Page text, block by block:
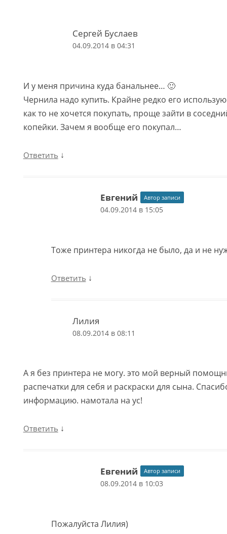
Сергей Буслаев
04.09.2014 в 04:31
И у меня причина куда банальнее… 🙂
Чернила надо купить. Крайне редко его
как то не хочется покупать, проще зайти в
копейки. Зачем я вообще его покупал…
Ответить ↓
Евгений Автор записи
04.09.2014 в 15:05
Тоже принтера никогда не было, да и не
Ответить ↓
Лилия
08.09.2014 в 08:11
А я без принтера не могу. это мой верный
распечатки для себя и раскраски для сына.
информацию. намотала на ус!
Ответить ↓
Евгений Автор записи
08.09.2014 в 10:03
Пожалуйста Лилия)